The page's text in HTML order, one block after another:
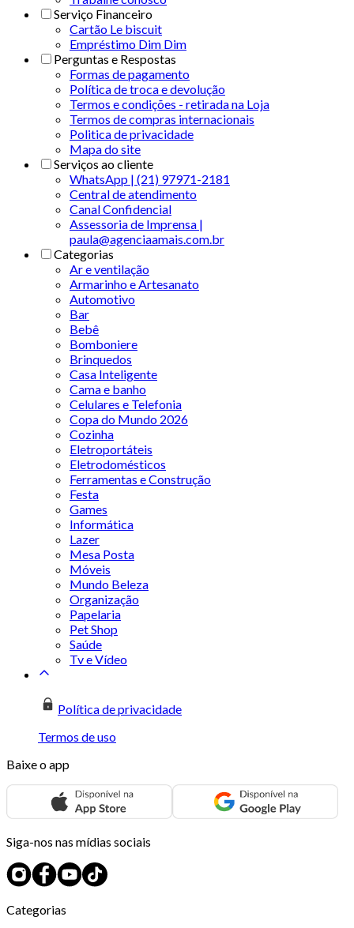
Serviço Financeiro
Cartão Le biscuit
Empréstimo Dim Dim
Perguntas e Respostas
Formas de pagamento
Política de troca e devolução
Termos e condições - retirada na Loja
Termos de compras internacionais
Politica de privacidade
Mapa do site
Serviços ao cliente
WhatsApp | (21) 97971-2181
Central de atendimento
Canal Confidencial
Assessoria de Imprensa |
paula@agenciaamais.com.br
Categorias
Ar e ventilação
Armarinho e Artesanato
Automotivo
Bar
Bebê
Bomboniere
Brinquedos
Casa Inteligente
Cama e banho
Celulares e Telefonia
Copa do Mundo 2026
Cozinha
Eletroportáteis
Eletrodomésticos
Ferramentas e Construção
Festa
Games
Informática
Lazer
Mesa Posta
Móveis
Mundo Beleza
Organização
Papelaria
Pet Shop
Saúde
Tv e Vídeo
Política de privacidade
Termos de uso
Baixe o app
Siga-nos nas mídias sociais
Categorias